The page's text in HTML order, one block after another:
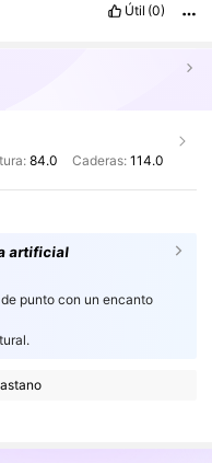
Útil (0)
84.0 Caderas: 114.0
artificial
punto con un encanto